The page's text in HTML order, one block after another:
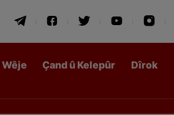
Wêje Çand û Kelepûr Dîrok